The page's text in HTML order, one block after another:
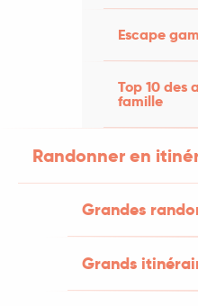
Escape
Top 10 des
famille
Randonner en
Grandes
Grands